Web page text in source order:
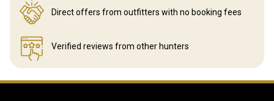
Direct offers from outfitters with no booking fees
Verified reviews from other hunters